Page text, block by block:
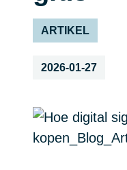
ARTIKEL
2026-01-27